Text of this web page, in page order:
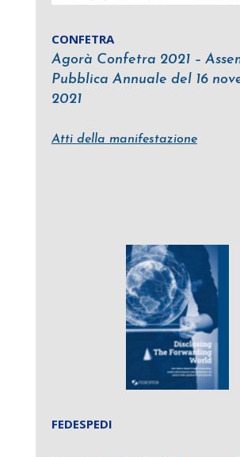
CONFETRA
Agorà Confetra 2021 –
Pubblica Annuale del 16
2021
Atti della manifestazione
FEDESPEDI